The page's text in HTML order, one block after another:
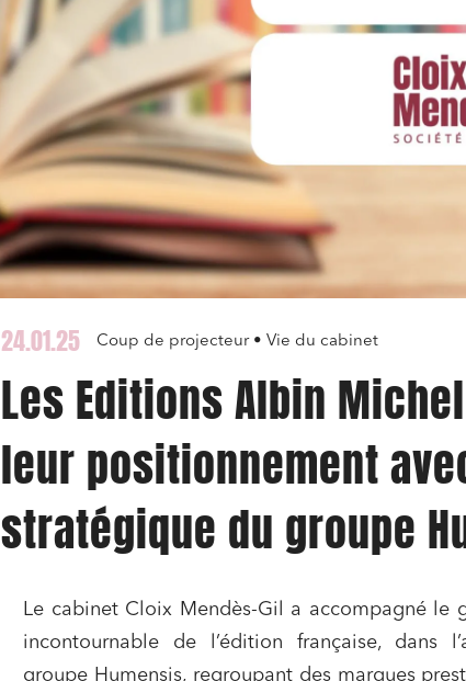
24.01.25 Coup de projecteur • Vie du cabinet
Les Editions Albin
leur positionnement
stratégique du groupe
Le cabinet Cloix Mendès-Gil a accompagné le
incontournable de l’édition française, dans
groupe Humensis, regroupant des marques